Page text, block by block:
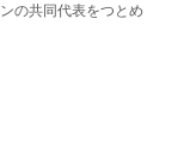
の共同代表をつとめ